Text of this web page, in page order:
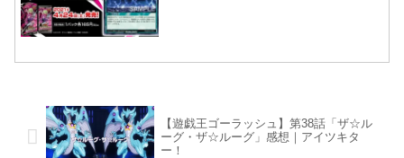
【遊戯王ゴーラッシュ】第38話「ザ☆ル
ーグ・ザ☆ルーグ」感想｜アイツキタ
ー！